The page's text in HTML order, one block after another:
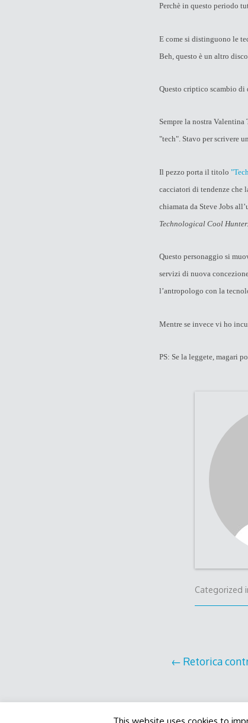
Perchè in questo periodo
E come si distinguono le
Beh, questo è un altro
Questo criptico scambio di
Sempre la nostra
"tech". Stavo per scrivere
Il pezzo porta il titolo
cacciatori di tendenze che
chiamata da Steve Jobs
Technological Cool Hunter.
Questo personaggio si
servizi di nuova
l’antropologo con la
Mentre se invece vi ho
PS: Se la leggete, magari
Categorized
Post
Retorica